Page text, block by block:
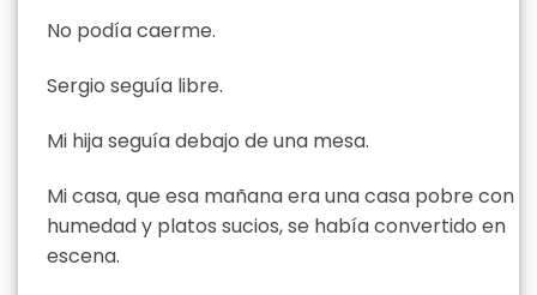
No podía caerme.
Sergio seguía libre.
Mi hija seguía debajo de una mesa.
Mi casa, que esa mañana era una casa pobre con
humedad y platos sucios, se había convertido en
escena.